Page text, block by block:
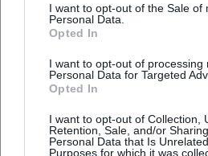
I want to opt-out of the Sale of
Personal Data.
Opted In
I want to opt-out of processing
Personal Data for Targeted
Opted In
I want to opt-out of Collection,
Retention, Sale, and/or
Personal Data that Is
Purposes for which it was
Beschwerde­recht bei der
behörde
Im Falle von Verstößen
Betroffenen ein
Mitgliedstaat ihres
Arbeitsplatzes oder des Orts